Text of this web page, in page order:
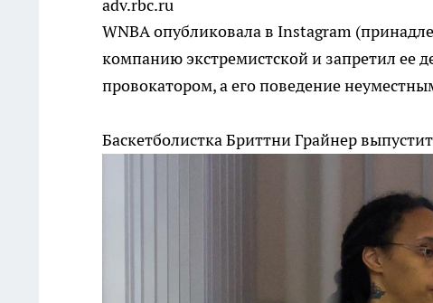
adv.rbc.ru
WNBA опубликовала в Instagram
компанию экстремистской и запретил ее
провокатором, а его поведение
Баскетболистка Бриттни Грайнер